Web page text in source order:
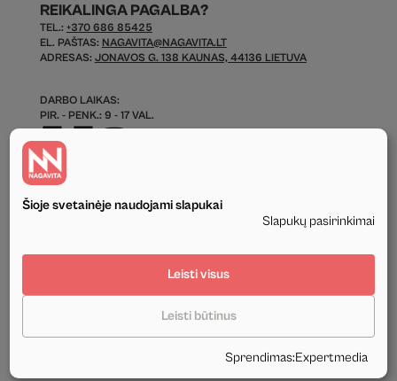
REIKALINGA PAGALBA?
TEL.: +370 686 85425
EL. PAŠTAS: NAGAVITA@NAGAVITA.LT
ADRESAS: JONAVOS G. 138 KAUNAS, 44136 LIETUVA
DARBO LAIKAS:
PIR. - PENK.: 9 - 17 VAL.
© 2026 Visos Teisės Saugomos.
Tekstinis ir grafinis svetainės turinys priklauso UAB Nagavita ir negali būti
Šioje svetainėje naudojami slapukai
Slapukų pasirinkimai
Leisti būtinus
Leisti visus
Sprendimas:Expertmedia